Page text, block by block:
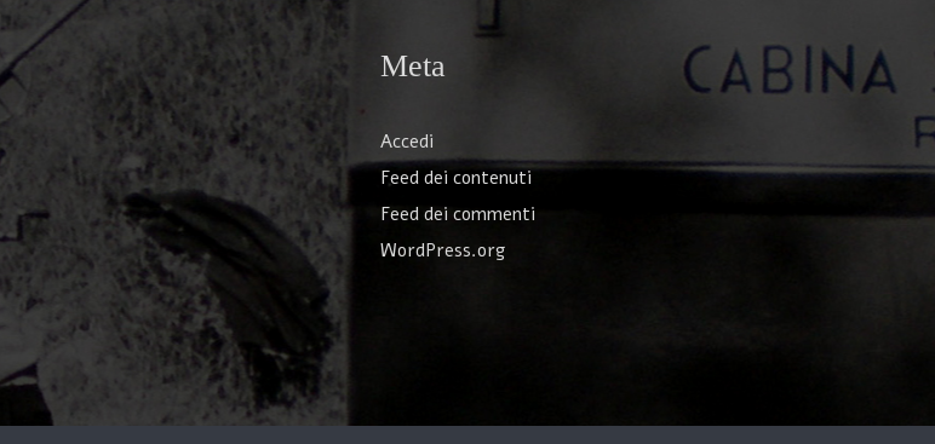
Meta
Accedi
Feed dei contenuti
Feed dei commenti
WordPress.org